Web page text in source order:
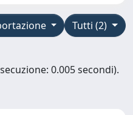
Tutti (2)
0.005 secondi).